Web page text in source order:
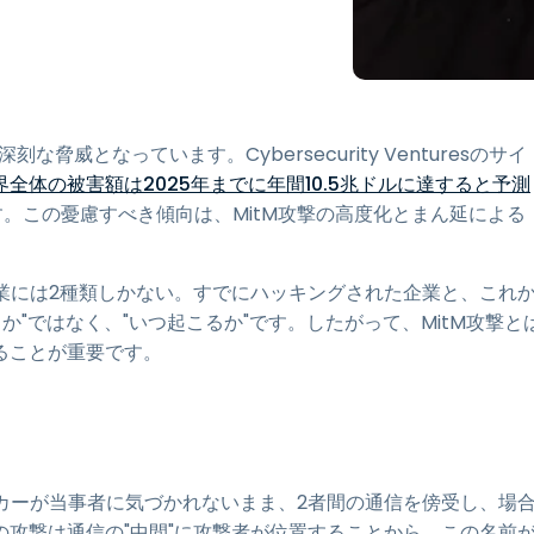
刻な脅威となっています。Cybersecurity Venturesのサイ
全体の被害額は2025年までに年間10.5兆ドルに達すると予測
この憂慮すべき傾向は、MitM攻撃の高度化とまん延による
は2種類しかない。すでにハッキングされた企業と、これ
"ではなく、"いつ起こるか"です。したがって、MitM攻撃と
とが重要です。
当事者に気づかれないまま、2者間の通信を傍受し、場